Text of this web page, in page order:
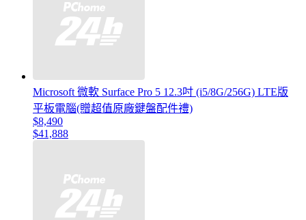
Microsoft 微軟 Surface Pro 5 12.3吋 (i5/8G/256G) LTE版
平板電腦(贈超值原廠鍵盤配件禮)
$8,490
$41,888